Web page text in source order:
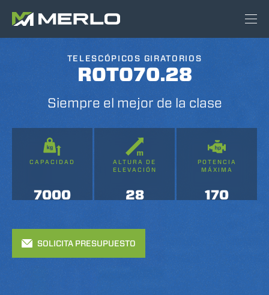
TELESCÓPICOS GIRATORIOS
ROTO70.28
Siempre el mejor de la clase
CAPACIDAD
7000
ALTURA DE
ELEVACIÓN
28
POTENCIA
MÁXIMA
170
SOLICITA PRESUPUESTO